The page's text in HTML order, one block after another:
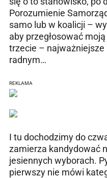
Porozumienie
samo lub w koalicji –
aby przegłosować
trzecie – najważniejsze
radnym…
REKLAMA
I tu dochodzimy do
zamierza kandydować
jesiennych wyborach.
pierwszy nie mówi